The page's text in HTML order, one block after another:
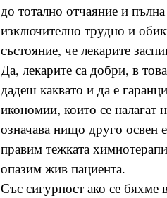
до тотално отчаяние и
изключително трудно и
състояние, че лекарите
Да, лекарите са добри, в
дадеш каквато и да е
икономии, които се налагат
означава нищо друго освен
правим тежката
опазим жив пациента.
Със сигурност ако се